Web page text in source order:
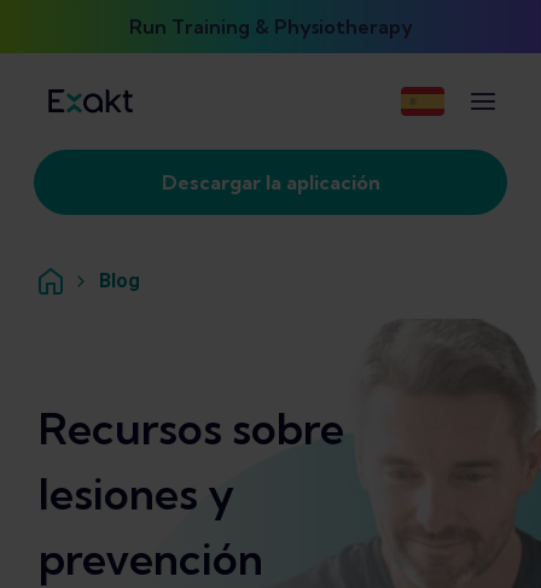
Run Training & Physiotherapy
Descargar la aplicación
Blog
Recursos sobre
lesiones y
prevención